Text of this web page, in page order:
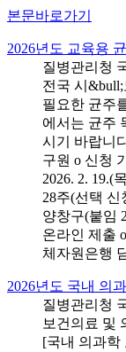
본문바로가기
2026년도 교육용
질병관리청
전국 시
필요한 균주
에서는 균주
시기 바랍니
구원 o 신청
2026. 2. 19.(
28주(선택
양창구(붙임
온라인 제출
체자원은행
2026년도 국내 의
질병관리청
보건의료 및
[국내 의과학